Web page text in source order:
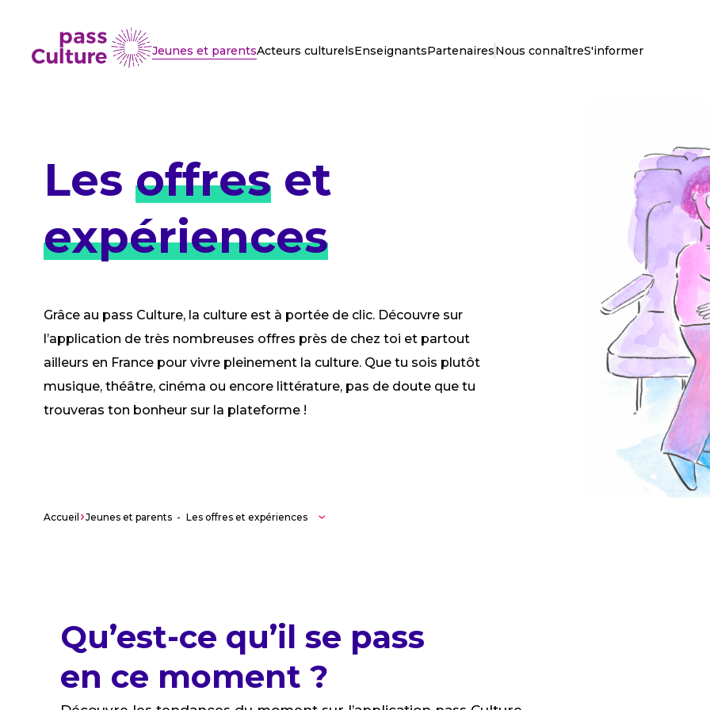
Jeunes et parentsActeurs culturelsEnseignantsPartenairesNous connaîtreS'informer
Lesoffres et
expériences
Grâce au pass Culture, la culture est à portée de clic. Découvre sur
l’application de très nombreuses offres près de chez toi et partout
ailleurs en France pour vivre pleinement la culture. Que tu sois plutôt
musique, théâtre, cinéma ou encore littérature, pas de doute que tu
trouveras ton bonheur sur la plateforme !
Accueil Les offres et expériences
Qu’est-ce qu’il se pass
en ce moment ?